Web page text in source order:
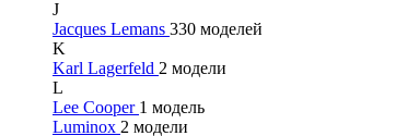
J
Jacques Lemans 330 моделей
K
Karl Lagerfeld 2 модели
L
Lee Cooper 1 модель
Luminox 2 модели